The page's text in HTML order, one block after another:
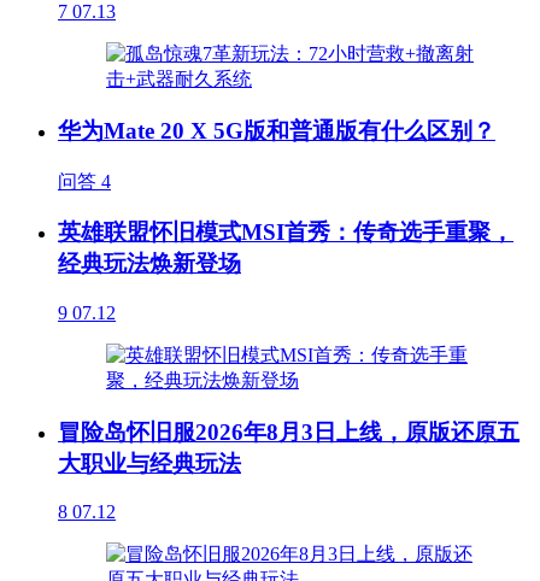
7 07.13
华为Mate 20 X 5G版和普通版有什么区别？
问答 4
英雄联盟怀旧模式MSI首秀：传奇选手重聚，
经典玩法焕新登场
9 07.12
冒险岛怀旧服2026年8月3日上线，原版还原五
大职业与经典玩法
8 07.12